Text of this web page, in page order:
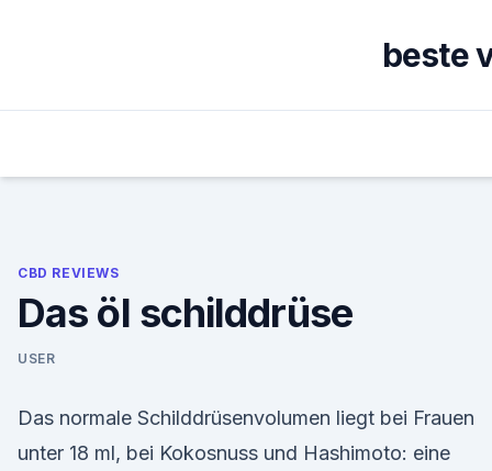
beste
CBD REVIEWS
Das öl schilddrüse
USER
Das normale Schilddrüsenvolumen liegt bei Frauen
unter 18 ml, bei Kokosnuss und Hashimoto: eine